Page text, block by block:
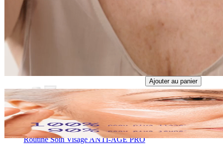
Sérum de Jour Anti-Age Pro
Routine Soin Visage ANTI-AGE PRO
Ajouter au panier